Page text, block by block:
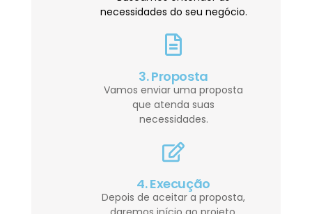
necessidades do seu negócio.
3. Proposta
Vamos enviar uma proposta
que atenda suas
necessidades.
4. Execução
Depois de aceitar a proposta,